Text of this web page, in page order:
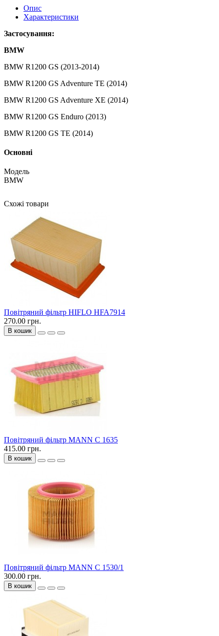
Опис
Характеристики
Застосування:
BMW
BMW R1200 GS (2013-2014)
BMW R1200 GS Adventure TE (2014)
BMW R1200 GS Adventure XE (2014)
BMW R1200 GS Enduro (2013)
BMW R1200 GS TE (2014)
Основні
Модель
BMW
Схожі товари
Повітряний фільтр HIFLO HFA7914
270.00 грн.
В кошик
Повітряний фільтр MANN C 1635
415.00 грн.
В кошик
Повітряний фільтр MANN C 1530/1
300.00 грн.
В кошик